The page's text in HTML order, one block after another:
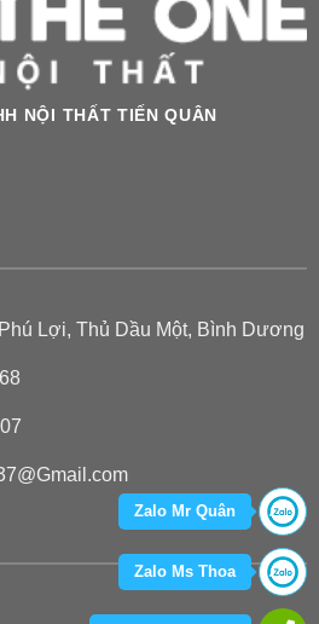
NỘI THẤT TIẾN QUÂN
Lợi, Thủ Dầu Một, Bình Dương
Zalo Mr Quân
Zalo Ms Thoa